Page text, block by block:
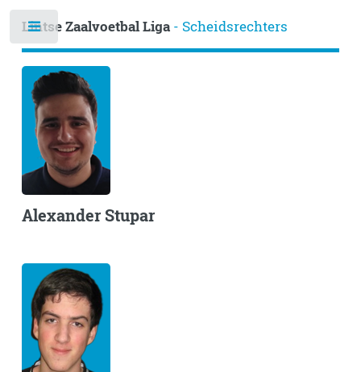
Lintse Zaalvoetbal Liga- Scheidsrechters
Alexander Stupar